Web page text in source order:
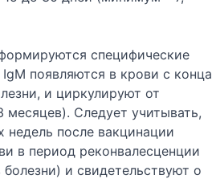
специфические
появляются в крови с конца
и циркулируют от
Следует учитывать,
недель после вакцинации
в период реконвалесценции
и свидетельствуют о